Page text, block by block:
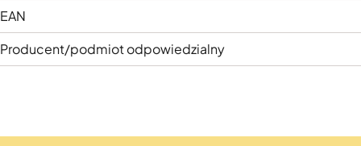
EAN
Producent/podmiot odpowiedzialny